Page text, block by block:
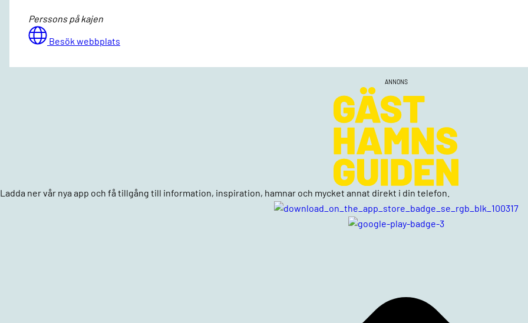
Perssons på kajen
Besök webbplats
ANNONS
Ladda ner vår nya app och få tillgång till information, inspiration, hamnar och mycket annat direkt i din telefon.